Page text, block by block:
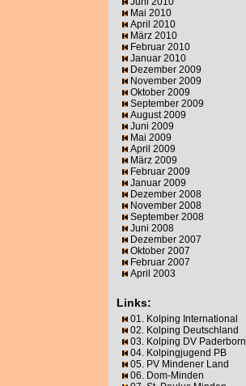
Mai 2010
April 2010
März 2010
Februar 2010
Januar 2010
Dezember 2009
November 2009
Oktober 2009
September 2009
August 2009
Juni 2009
Mai 2009
April 2009
März 2009
Februar 2009
Januar 2009
Dezember 2008
November 2008
September 2008
Juni 2008
Dezember 2007
Oktober 2007
Februar 2007
April 2003
Links:
01. Kolping International
02. Kolping Deutschland
03. Kolping DV Paderborn
04. Kolpingjugend PB
05. PV Mindener Land
06. Dom-Minden